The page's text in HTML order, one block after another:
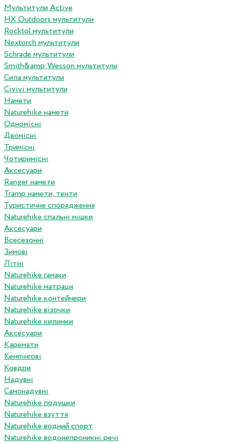
Мультитули Active
HX Outdoors мультитули
Rocktol мультитули
Nextorch мультитули
Schrade мультитули
Smith&amp;Wesson мультитули
Сила мультитули
Civivi мультитули
Намети
Naturehike намети
Одномісні
Двомісні
Тримісні
Чотиримісні
Аксесуари
Ranger намети
Tramp намети, тенти
Туристичне спорядження
Naturehike спальні мішки
Аксесуари
Всесезонні
Зимові
Літні
Naturehike гамаки
Naturehike матраци
Naturehike контейнери
Naturehike візочки
Naturehike килимки
Аксесуари
Каремати
Кемпінгові
Ковдри
Надувні
Самонадувні
Naturehike подушки
Naturehike взуття
Naturehike водний спорт
Naturehike водонепроникні речі